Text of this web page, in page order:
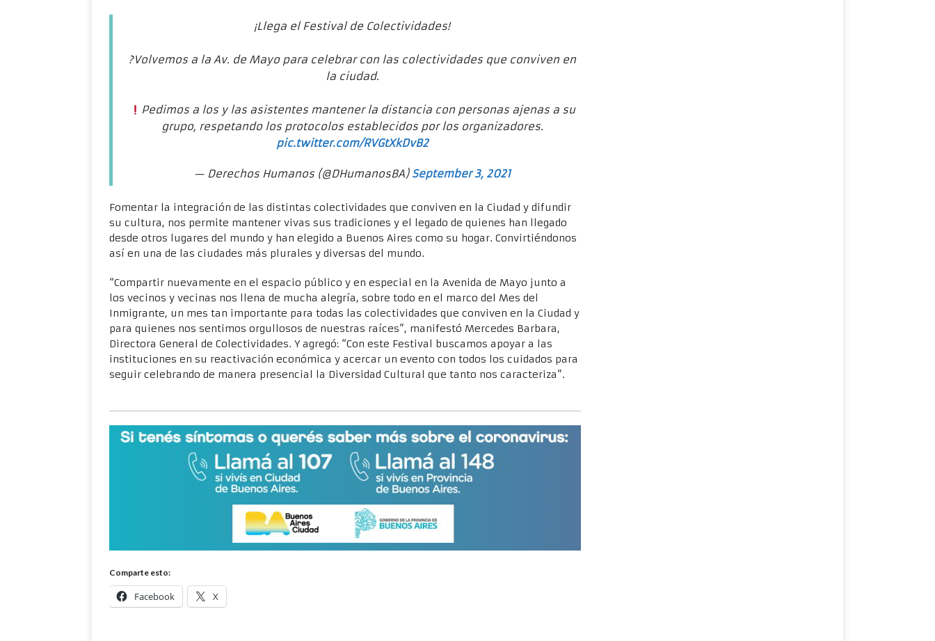
¡Llega el Festival de Colectividades!
?Volvemos a la Av. de Mayo para celebrar con las colectividades que conviven en
la ciudad.
Pedimos a los y las asistentes mantener la distancia con personas ajenas a su
grupo, respetando los protocolos establecidos por los organizadores.
pic.twitter.com/RVGtXkDvB2
— Derechos Humanos (@DHumanosBA) September 3, 2021
Fomentar la integración de las distintas colectividades que conviven en la Ciudad y difundir
su cultura, nos permite mantener vivas sus tradiciones y el legado de quienes han llegado
desde otros lugares del mundo y han elegido a Buenos Aires como su hogar. Convirtiéndonos
así en una de las ciudades más plurales y diversas del mundo.
“Compartir nuevamente en el espacio público y en especial en la Avenida de Mayo junto a
los vecinos y vecinas nos llena de mucha alegría, sobre todo en el marco del Mes del
Inmigrante, un mes tan importante para todas las colectividades que conviven en la Ciudad y
para quienes nos sentimos orgullosos de nuestras raíces”, manifestó Mercedes Barbara,
Directora General de Colectividades. Y agregó: “Con este Festival buscamos apoyar a las
instituciones en su reactivación económica y acercar un evento con todos los cuidados para
seguir celebrando de manera presencial la Diversidad Cultural que tanto nos caracteriza”.
Comparte esto:
Facebook X